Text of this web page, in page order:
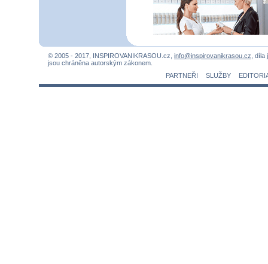
© 2005 - 2017, INSPIROVANIKRASOU.cz, info@inspirovanikrasou.cz ,
jsou chráněna autorským zákonem.
PARTNEŘI
SLUŽBY